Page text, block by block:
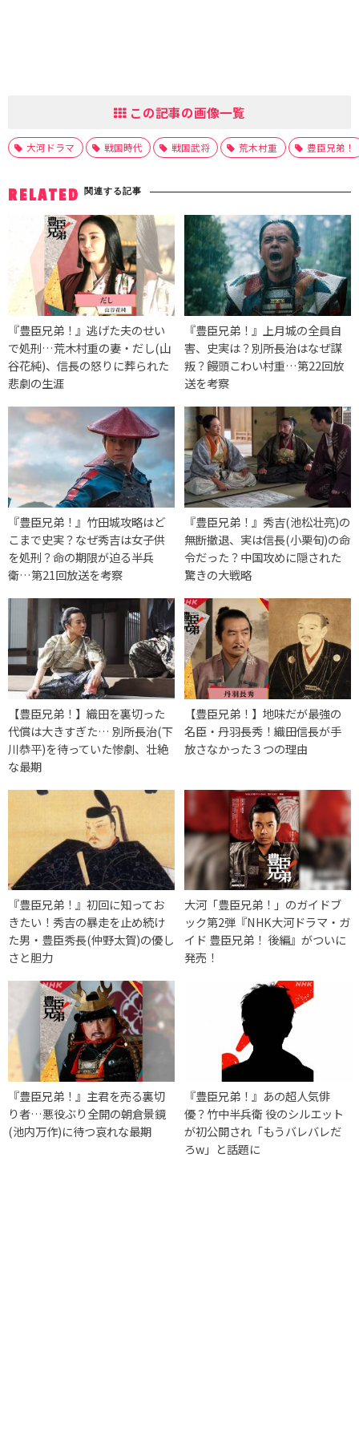
この記事の画像一覧
大河ドラマ 戦国時代 戦国武将 荒木村重 豊臣兄弟！
RELATED 関連する記事
『豊臣兄弟！』逃げた夫のせい
で処刑…荒木村重の妻・だし(山
谷花純)、信長の怒りに葬られた
悲劇の生涯
『豊臣兄弟！』上月城の全員自
害、史実は？別所長治はなぜ謀
叛？饅頭こわい村重…第22回放
送を考察
『豊臣兄弟！』竹田城攻略はど
こまで史実？なぜ秀吉は女子供
を処刑？命の期限が迫る半兵
衛…第21回放送を考察
『豊臣兄弟！』秀吉(池松壮亮)の
無断撤退、実は信長(小栗旬)の命
令だった？中国攻めに隠された
驚きの大戦略
【豊臣兄弟！】織田を裏切った
代償は大きすぎた… 別所長治(下
川恭平)を待っていた惨劇、壮絶
な最期
【豊臣兄弟！】地味だが最強の
名臣・丹羽長秀！織田信長が手
放さなかった３つの理由
『豊臣兄弟！』初回に知ってお
きたい！秀吉の暴走を止め続け
た男・豊臣秀長(仲野太賀)の優し
さと胆力
大河「豊臣兄弟！」のガイドブ
ック第2弾『NHK大河ドラマ・ガ
イド 豊臣兄弟！ 後編』がついに
発売！
『豊臣兄弟！』主君を売る裏切
り者…悪役ぶり全開の朝倉景鏡
(池内万作)に待つ哀れな最期
『豊臣兄弟！』あの超人気俳
優？竹中半兵衛 役のシルエット
が初公開され「もうバレバレだ
ろw」と話題に